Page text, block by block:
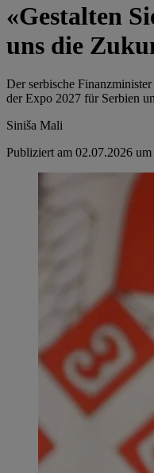
«Gestalten
uns die
Der serbische
der Expo 2027 für Serbien
Siniša Mali
Publiziert am 02.07.2026